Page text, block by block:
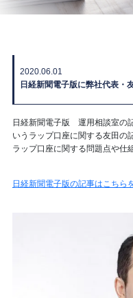
2020.06.01
日経新聞電子版に弊社代表・
日経新聞電子版 運用相談室の
いうラップ口座に関する友田の
ラップ口座に関する問題点や仕
日経新聞電子版の記事はこちら